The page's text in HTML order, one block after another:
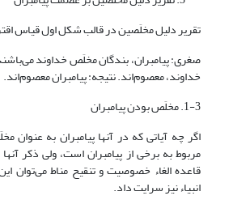
تقریر دلیل مخلَصین در قالب شکل اول قیاس
صغری: پیامبران، بندگان مخلَص خداوند
خداوند، معصوم‌اند. نتیجه: پیامبران معصوم‌اند.
1-3. مخلَص بودن پیامبران
اگر چه آیاتی که در آنها پیامبران به عنوان
مربوط به برخی از پیامبران است، ولی ذکر
قاعده الغاء خصوصیت و تنقیح مناط می‌توان
انبیاء نیز سرایت داد.